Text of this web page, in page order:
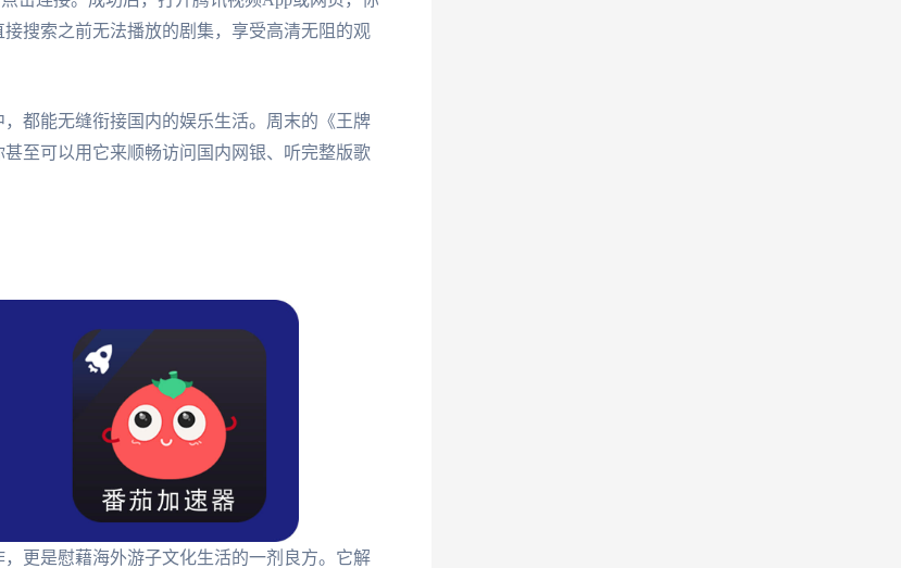
搜索之前无法播放的剧集，享受高清无阻的观
都能无缝衔接国内的娱乐生活。周末的《王牌
至可以用它来顺畅访问国内网银、听完整版歌
更是慰藉海外游子文化生活的一剂良方。它解